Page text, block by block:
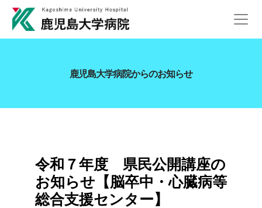
鹿児島大学病院からのお知らせ
令和７年度 県民公開講座の
お知らせ【脳卒中・心臓病等
総合支援センター】